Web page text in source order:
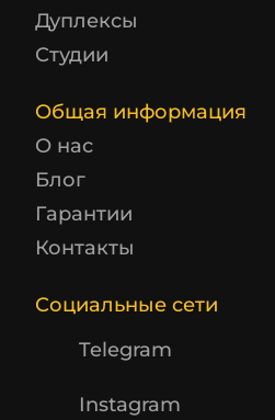
Дуплексы
Студии
Общая информация
О нас
Блог
Гарантии
Контакты
Социальные сети
Telegram
Instagram